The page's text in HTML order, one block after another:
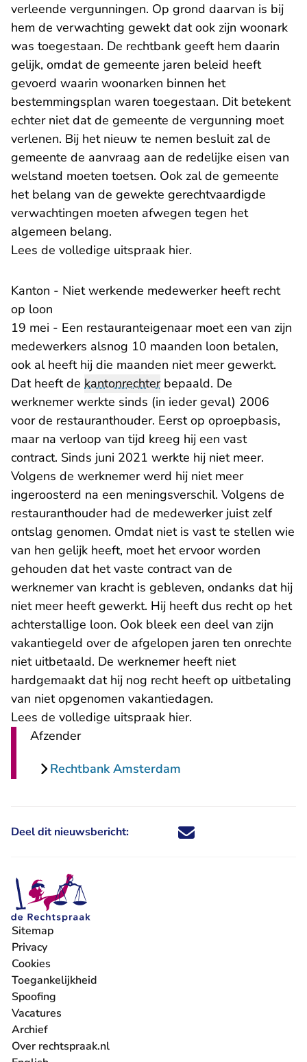
verleende vergunningen. Op grond daarvan is bij
hem de verwachting gewekt dat ook zijn woonark
was toegestaan. De rechtbank geeft hem daarin
gelijk, omdat de gemeente jaren beleid heeft
gevoerd waarin woonarken binnen het
bestemmingsplan waren toegestaan. Dit betekent
echter niet dat de gemeente de vergunning moet
verlenen. Bij het nieuw te nemen besluit zal de
gemeente de aanvraag aan de redelijke eisen van
welstand moeten toetsen. Ook zal de gemeente
het belang van de gewekte gerechtvaardigde
verwachtingen moeten afwegen tegen het
algemeen belang.
Lees de volledige uitspraak hier.
Kanton - Niet werkende medewerker heeft recht
op loon
19 mei - Een restauranteigenaar moet een van zijn
medewerkers alsnog 10 maanden loon betalen,
ook al heeft hij die maanden niet meer gewerkt.
Dat heeft de kantonrechterbepaald. De
werknemer werkte sinds (in ieder geval) 2006
voor de restauranthouder. Eerst op oproepbasis,
maar na verloop van tijd kreeg hij een vast
contract. Sinds juni 2021 werkte hij niet meer.
Volgens de werknemer werd hij niet meer
ingeroosterd na een meningsverschil. Volgens de
restauranthouder had de medewerker juist zelf
ontslag genomen. Omdat niet is vast te stellen wie
van hen gelijk heeft, moet het ervoor worden
gehouden dat het vaste contract van de
werknemer van kracht is gebleven, ondanks dat hij
niet meer heeft gewerkt. Hij heeft dus recht op het
achterstallige loon. Ook bleek een deel van zijn
vakantiegeld over de afgelopen jaren ten onrechte
niet uitbetaald. De werknemer heeft niet
hardgemaakt dat hij nog recht heeft op uitbetaling
van niet opgenomen vakantiedagen.
Lees de volledige uitspraak hier.
Afzender
Rechtbank Amsterdam
Deel dit nieuwsbericht: Deel dit nieuwsbericht via X -
Deel dit nieuwsbericht via
Deel dit nieuwsbericht
Deel dit
Sitemap
Privacy
Cookies
Toegankelijkheid
Spoofing
Vacatures
- U verlaat Rechtspraak.nl
Archief
Over rechtspraak.nl